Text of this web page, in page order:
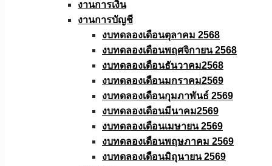
งานการเงิน
งานการบัญชี
งบทดลองเดือนตุลาคม 2568
งบทดลองเดือนพฤศจิกายน 2568
งบทดลองเดือนธันวาคม2568
งบทดลองเดือนมกราคม2569
งบทดลองเดือนกุมภาพันธ์ 2569
งบทดลองเดือนมีนาคม2569
งบทดลองเดือนเมษายน 2569
งบทดลองเดือนพฤษภาคม 2569
งบทดลองเดือนมิถุนายน 2569